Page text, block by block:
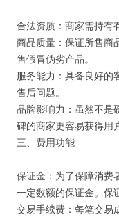
合法资质：商家需持有
商品质量：保证所售商
售假冒伪劣产品。
服务能力：具备良好的
售后问题。
品牌影响力：虽然不是
碑的商家更容易获得用
三、费用功能
保证金：为了保障消费
一定数额的保证金。保
交易手续费：每笔交易